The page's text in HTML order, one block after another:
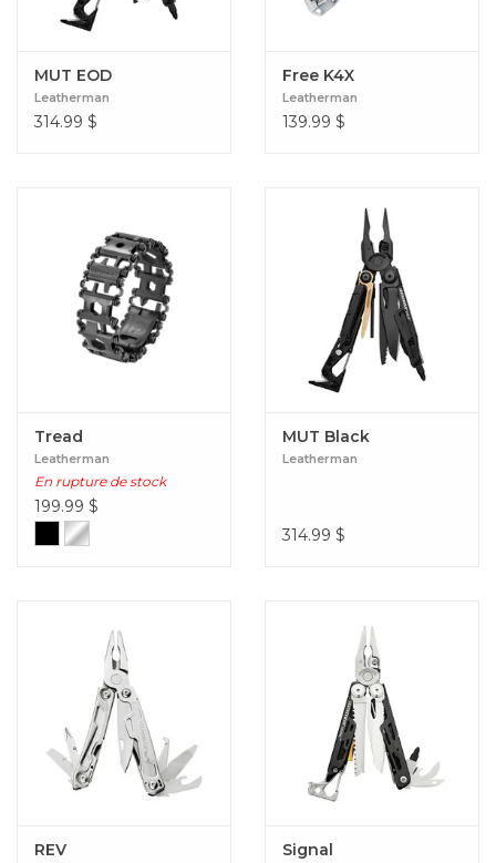
MUT EOD
Leatherman
314.99 $
Free K4X
Leatherman
139.99 $
Tread
Leatherman
En rupture de stock
199.99 $
MUT Black
Leatherman
314.99 $
REV Signal